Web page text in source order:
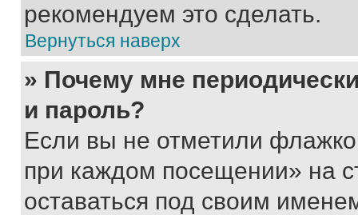
рекомендуем это сделать.
Вернуться наверх
» Почему мне
и пароль?
Если вы не отметили
при каждом посещении» на
оставаться под своим